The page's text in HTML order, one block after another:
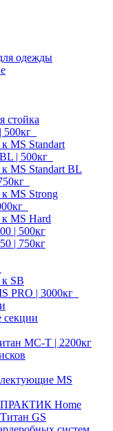
одежды
стойка
500кг
MS Standart
| 500кг
MS Standart BL
MS Strong
MS Hard
| 500кг
| 750кг
SB
PRO | 3000кг
секции
МС-Т | 2200кг
MS
ПРАКТИК Home
GS